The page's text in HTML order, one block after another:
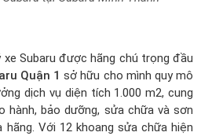
Subaru được hãng chú trọng đầu
Quận 1 sở hữu cho mình quy mô
dịch vụ diện tích 1.000 m2, cung
hành, bảo dưỡng, sửa chữa và sơn
Với 12 khoang sửa chữa hiện